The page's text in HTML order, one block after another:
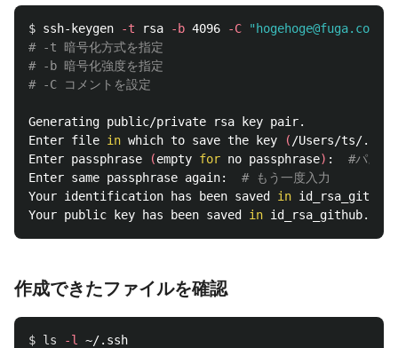
$ ssh-keygen -t rsa -b 4096 -C
"hogehoge@fuga.com"
# -t 暗号化方式を指定
# -b 暗号化強度を指定
# -C コメントを設定
Generating public/private rsa key pair.
Enter file in which to save the key ( /Users/ts/
Enter passphrase
(empty for no passphrase) : #パスワ
Enter same passphrase again: # もう一度入力
Your identification has been saved in id_rsa_github.
Your public key has been saved in
作成できたファイルを確認
$ ls -l